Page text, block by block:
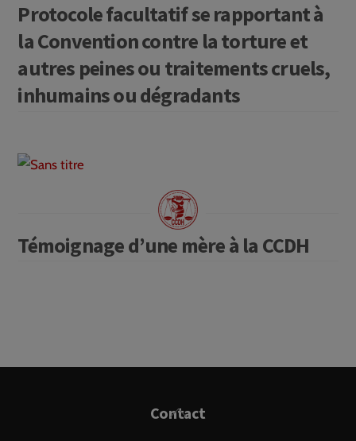
Protocole facultatif se rapportant à
la Convention contre la torture et
autres peines ou traitements cruels,
inhumains ou dégradants
Témoignage d’une mère à la CCDH
Back
Contact